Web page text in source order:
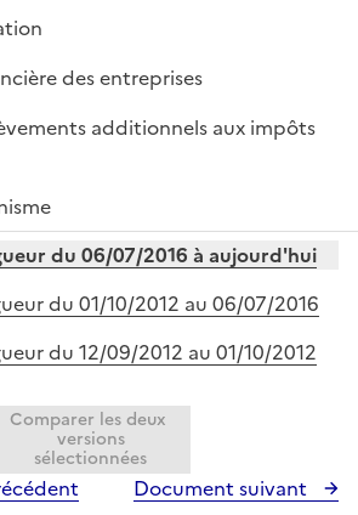
des entreprises
additionnels aux impôts
du 06/07/2016 à aujourd'hui
du 01/10/2012 au 06/07/2016
du 12/09/2012 au 01/10/2012
Comparer les deux
versions
sélectionnées
Document suivant